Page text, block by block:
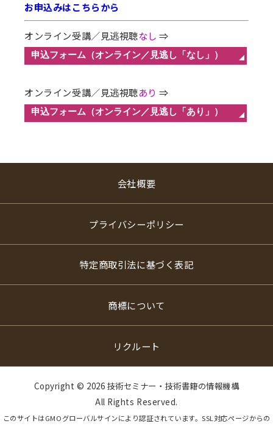
お申込みはこちらから
オンライン受講／見逃視聴なし ⇒
オンライン受講／見逃視聴あり ⇒
会社概要
プライバシーポリシー
特定商取引法に基づく表記
商標について
リクルート
Copyright © 2026 技術セミナー・技術書籍の情報機構
All Rights Reserved.
このサイトはGMOグローバルサインにより認証されています。SSL対応ページからの